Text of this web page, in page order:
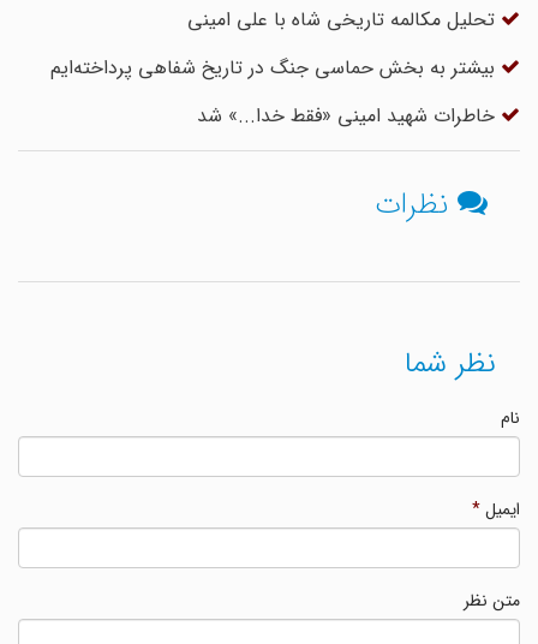
تحلیل مکالمه تاریخی شاه با علی امینی
بیشتر به بخش حماسی جنگ در تاریخ شفاهی پرداخته‌ایم
خاطرات شهید امینی «فقط‌ خدا...» شد
نظرات
نظر شما
ایمیل*
متن نظر